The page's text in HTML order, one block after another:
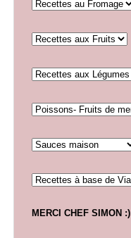
MERCI CHEF SIMON :)